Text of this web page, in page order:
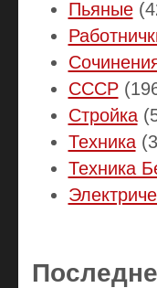
Пьяные
СССР
Стройка
Техника
Техника